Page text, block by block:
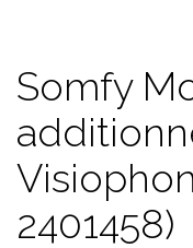
Somfy
2401458)